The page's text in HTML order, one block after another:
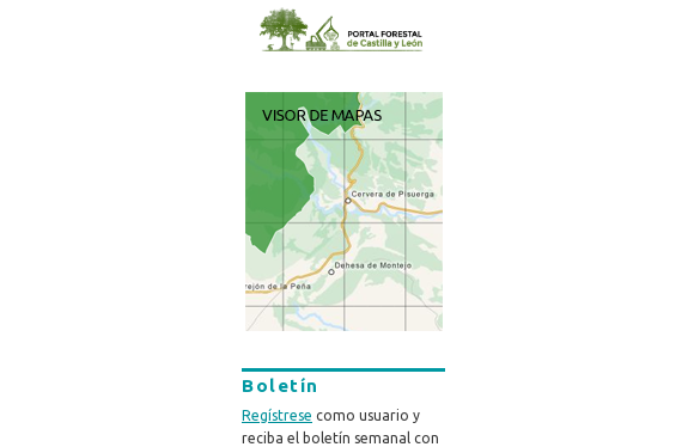
Boletín
Regístrese como usuario y
reciba el boletín semanal con